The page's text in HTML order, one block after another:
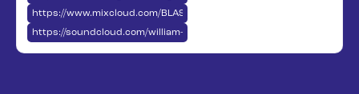
https://www.mixcloud.com/BLASTER_B/
https://soundcloud.com/william-schwarz-961609692